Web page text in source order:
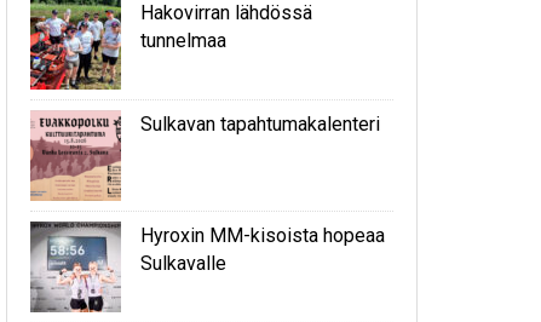
Hakovirran lähdössä
tunnelmaa
Sulkavan tapahtumakalenteri
Hyroxin MM-kisoista hopeaa
Sulkavalle